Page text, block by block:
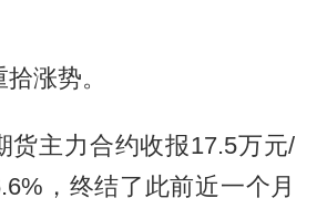
涨势。
货主力合约收报17.5万元/
，终结了此前近一个月